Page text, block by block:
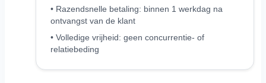
• Razendsnelle betaling: binnen 1 werkdag na
ontvangst van de klant
• Volledige vrijheid: geen concurrentie- of
relatiebeding